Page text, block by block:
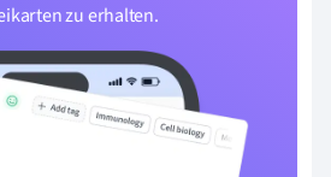
zu erhalten.